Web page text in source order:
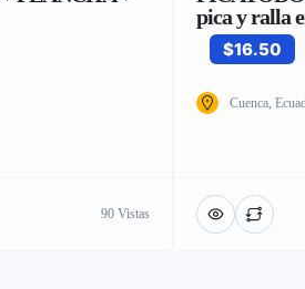
90 Vistas
pica y ralla
$16.50
Cuenca,